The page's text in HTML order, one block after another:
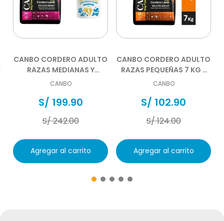
CANBO CORDERO ADULTO
RAZAS MEDIANAS Y
GRANDES 15 KG
CANBO
S/ 199.90
S/242.00
Agregar al carrito
CANBO CORDERO ADULTO
RAZAS PEQUEÑAS 7 KG -
DISPONIBLE DESDE EL
CANBO
S/ 102.90
S/124.00
Agregar al carrito